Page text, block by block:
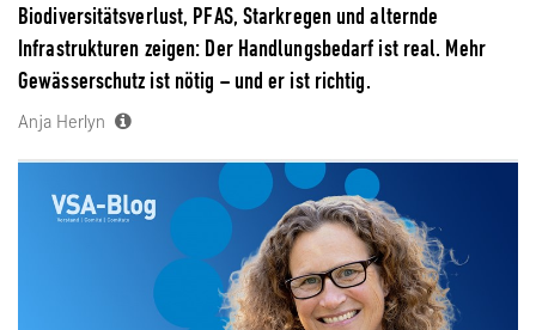
Biodiversitätsverlust, PFAS, Starkregen und alternde
Infrastrukturen zeigen: Der Handlungsbedarf ist real. Mehr
Gewässerschutz ist nötig – und er ist richtig.
Anja Herlyn